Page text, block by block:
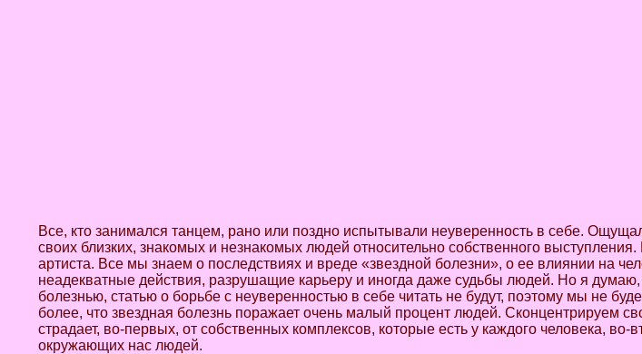
Все, кто занимался танцем, рано или поздно испытывали неуверенность в себе.
своих близких, знакомых и незнакомых людей относительно собственного
артиста. Все мы знаем о последствиях и вреде «звездной болезни», о ее влиянии на
неадекватные действия, разрушащие карьеру и иногда даже судьбы людей. Но я
болезнью, статью о борьбе с неуверенностью в себе читать не будут, поэтому мы не
более, что звездная болезнь поражает очень малый процент людей. Сконцентрируем
страдает, во-первых, от собственных комплексов, которые есть у каждого человека,
окружающих нас людей.